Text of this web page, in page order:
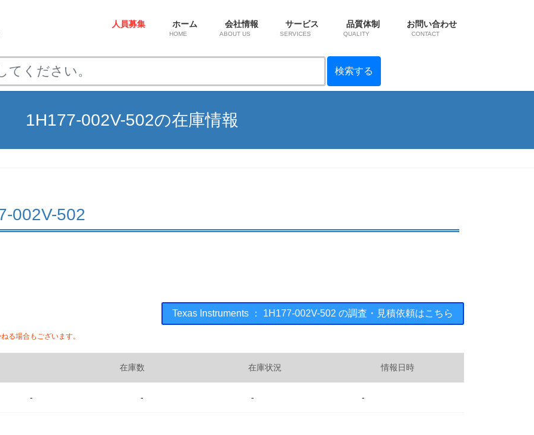
人員募集 ホーム
HOME
会社情報
ABOUT US
サービス
SERVICES
品質体制
QUALITY
お問い合わせ
CONTACT
1H177-002V-502の在庫情報
002V-502
Texas Instruments ： 1H177-002V-502 の調査・見積依頼はこちら
る場合もございます。
在庫数 在庫状況 情報日時
- - - -